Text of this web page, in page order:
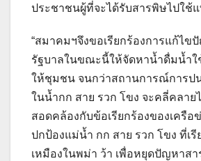
ประชาชนผู้ที่จะได้รับสารพิษไปใช้
“สมาคมฯจึงขอเรียกร้องการแก้ไข
รัฐบาลในขณะนี้ให้จัดหาน้ำดื่มน้ำใ
ให้ชุมชน จนกว่าสถานการณ์การป
ในน้ำกก สาย รวก โขง จะคลี่คลาย
สอดคล้องกับข้อเรียกร้องของเครือ
ปกป้องแม่น้ำ กก สาย รวก โขง ที่เรี
เหมืองในพม่า ว้า เพื่อหยุดปัญหาส